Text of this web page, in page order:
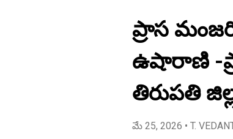
ప్రాస
ఉషారాణి -
తిరుపతి
మే 25, 2026 • T.